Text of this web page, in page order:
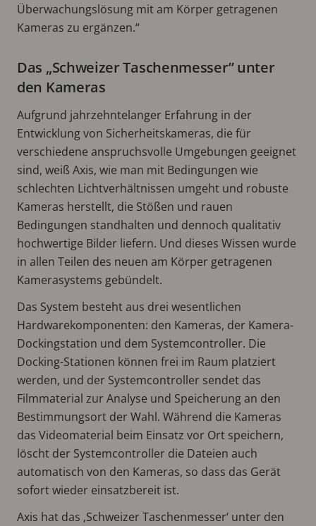
Überwachungslösung mit am Körper getragenen
Kameras zu ergänzen.“
Das „Schweizer Taschenmesser” unter
den Kameras
Aufgrund jahrzehntelanger Erfahrung in der
Entwicklung von Sicherheitskameras, die für
verschiedene anspruchsvolle Umgebungen geeignet
sind, weiß Axis, wie man mit Bedingungen wie
schlechten Lichtverhältnissen umgeht und robuste
Kameras herstellt, die Stößen und rauen
Bedingungen standhalten und dennoch qualitativ
hochwertige Bilder liefern. Und dieses Wissen wurde
in allen Teilen des neuen am Körper getragenen
Kamerasystems gebündelt.
Das System besteht aus drei wesentlichen
Hardwarekomponenten: den Kameras, der Kamera-
Dockingstation und dem Systemcontroller. Die
Docking-Stationen können frei im Raum platziert
werden, und der Systemcontroller sendet das
Filmmaterial zur Analyse und Speicherung an den
Bestimmungsort der Wahl. Während die Kameras
das Videomaterial beim Einsatz vor Ort speichern,
löscht der Systemcontroller die Dateien auch
automatisch von den Kameras, so dass das Gerät
sofort wieder einsatzbereit ist.
Axis hat das ‚Schweizer Taschenmesser‘ unter den